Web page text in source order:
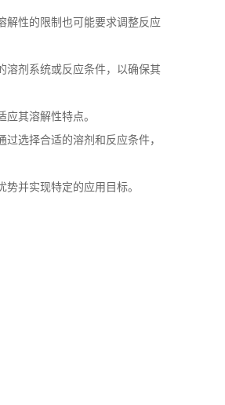
解性的限制也可能要求调整反应
溶剂系统或反应条件，以确保其
其溶解性特点。
选择合适的溶剂和反应条件，
并实现特定的应用目标。